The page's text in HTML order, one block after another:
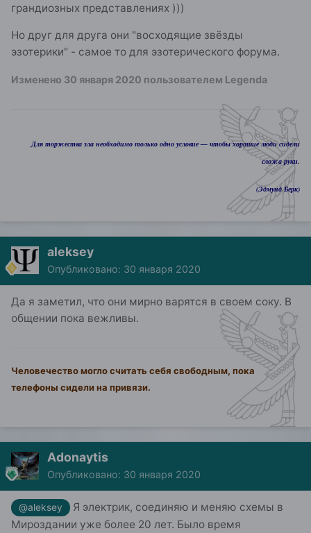
грандиозных представлениях )))
Но друг для друга они "восходящие звёзды
эзотерики" - самое то для эзотерического форума.
Изменено 30 января 2020 пользователем Legenda
Для торжества зла необходимо только одно условие — чтобы хорошие люди сидели
сложа руки.
(Эдмунд Берк)
aleksey
Опубликовано: 30 января 2020
Да я заметил, что они мирно варятся в своем соку. В
общении пока вежливы.
Человечество могло считать себя свободным, пока
телефоны сидели на привязи.
Adonaytis
Опубликовано: 30 января 2020
@aleksey
Я электрик, соединяю и меняю схемы в
Мироздании уже более 20 лет. Было время